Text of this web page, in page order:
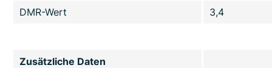
DMR-Wert 3,4
Zusätzliche Daten